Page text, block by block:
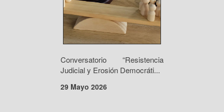
Conversatorio “Resistencia
Judicial y Erosión Democráti...
29 Mayo 2026